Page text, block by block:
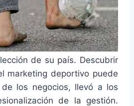
de su país. Descubrir
marketing deportivo puede
los negocios, llevó a los
de la gestión.